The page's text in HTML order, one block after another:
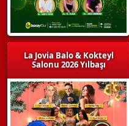
La Jovia Balo & Kokteyl
Salonu 2026 Yılbaşı